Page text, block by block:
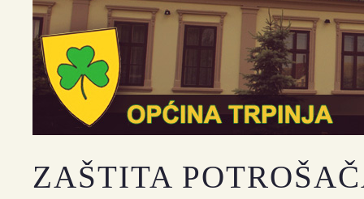
ZAŠTITA